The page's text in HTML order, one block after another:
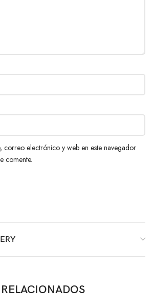
correo electrónico y web en este navegador
comente.